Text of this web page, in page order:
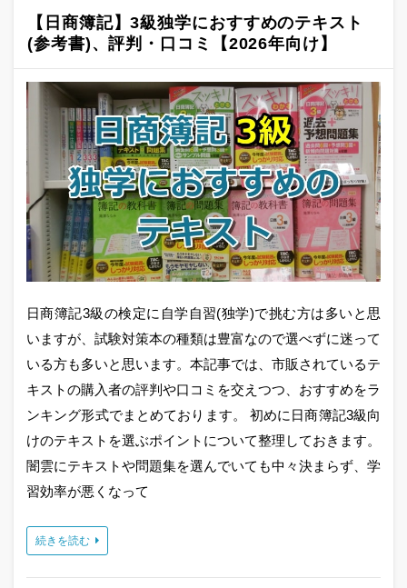
【日商簿記】3級独学におすすめのテキスト
(参考書)、評判・口コミ【2026年向け】
日商簿記3級の検定に自学自習(独学)で挑む方は多いと思
いますが、試験対策本の種類は豊富なので選べずに迷って
いる方も多いと思います。本記事では、市販されているテ
キストの購入者の評判や口コミを交えつつ、おすすめをラ
ンキング形式でまとめております。 初めに日商簿記3級向
けのテキストを選ぶポイントについて整理しておきます。
闇雲にテキストや問題集を選んでいても中々決まらず、学
習効率が悪くなって
続きを読む